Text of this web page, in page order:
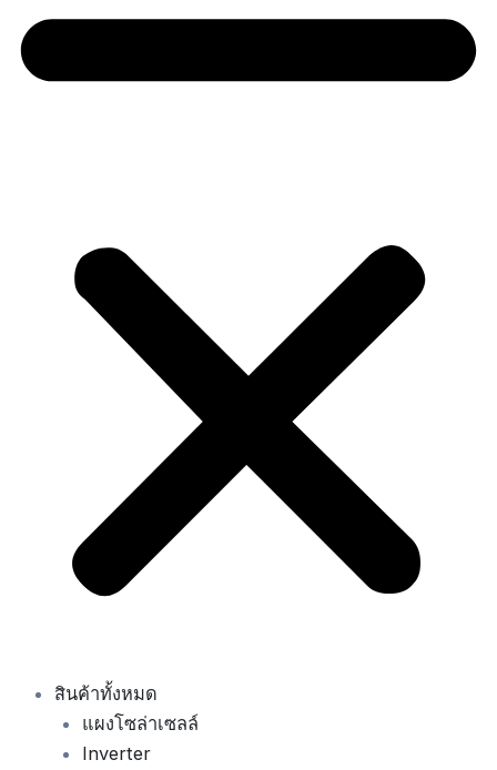
สินค้าทั้งหมด
แผงโซล่าเซลล์
Inverter